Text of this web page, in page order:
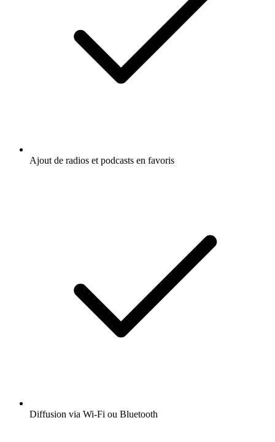
Ajout de radios et podcasts en favoris
Diffusion via Wi-Fi ou Bluetooth